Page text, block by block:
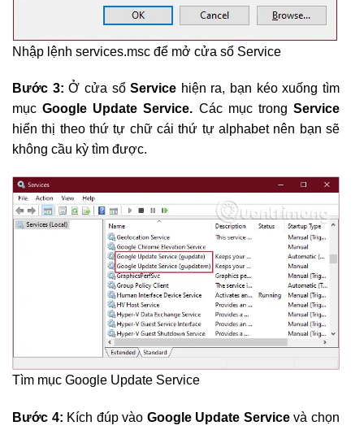
Nhập lệnh services.msc để mở cửa sổ Service
Bước 3:Ở cửa sổService hiện ra, bạn kéo xuống tìm
mụcGoogle Update Service. Các mục trongService
hiển thị theo thứ tự chữ cái thứ tự alphabet nên bạn sẽ
không cầu kỳ tìm được.
Tìm mục Google Update Service
Bước 4: Kích đúp vào Google Update Servicevà chọn